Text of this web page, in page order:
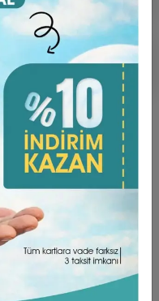
Teslimat
nefes alabilen
+ %25 Viscon)